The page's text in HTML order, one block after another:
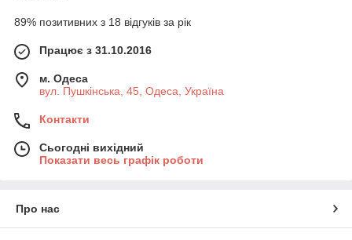
89% позитивних з 18 відгуків за рік
Працює з 31.10.2016
м. Одеса
вул. Пушкінська, 45, Одеса, Україна
Контакти
Сьогодні вихідний
Показати весь графік роботи
Про нас